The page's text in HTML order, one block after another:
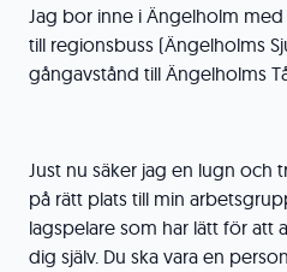
Jag bor inne i Ängelholm
till regionsbuss (Ängelholms
gångavstånd till Ängelholms
Just nu säker jag en lugn och
på rätt plats till min
lagspelare som har lätt för att
dig själv. Du ska vara en